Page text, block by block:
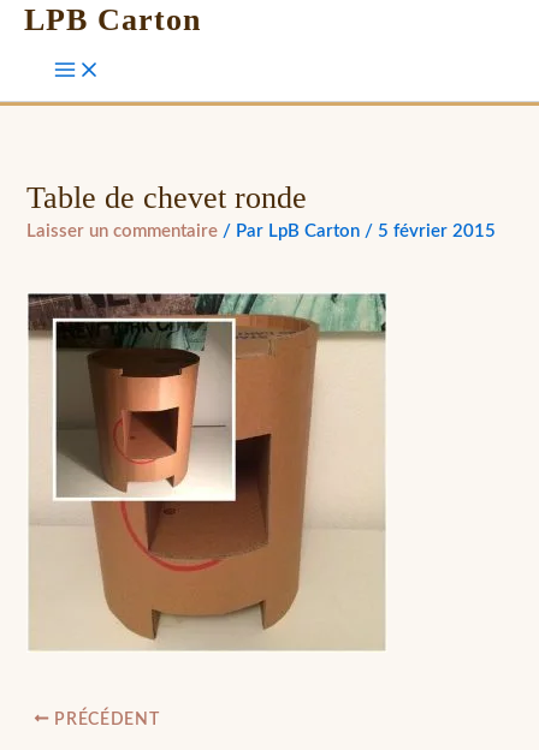
LPB Carton
Table de chevet ronde
Laisser un commentaire / Par LpB Carton / 5 février 2015
PRÉCÉDENT